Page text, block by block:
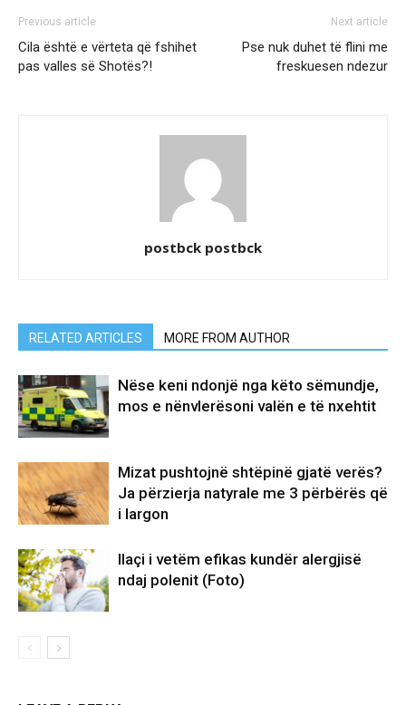
Previous article
Cila është e vërteta që fshihet
pas valles së Shotës?!
Next article
Pse nuk duhet të flini me
freskuesen ndezur
postbck postbck
RELATED ARTICLES MORE FROM AUTHOR
Nëse keni ndonjë nga këto sëmundje,
mos e nënvlerësoni valën e të nxehtit
Mizat pushtojnë shtëpinë gjatë verës?
Ja përzierja natyrale me 3 përbërës që
i largon
Ilaçi i vetëm efikas kundër alergjisë
ndaj polenit (Foto)